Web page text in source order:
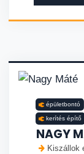
épületbontó
kerítés építő
NAGY
Kiszállok